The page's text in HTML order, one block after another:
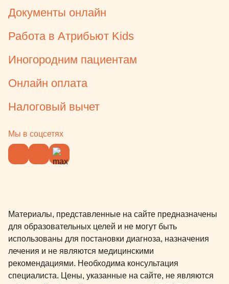
Документы онлайн
Работа в Атрибьют Kids
Иногородним пациентам
Онлайн оплата
Налоговый вычет
Мы в соцсетях
Материалы, представленные на сайте предназначены
для образовательных целей и не могут быть
использованы для постановки диагноза, назначения
лечения и не являются медицинскими
рекомендациями. Необходима консультация
специалиста. Цены, указанные на сайте, не являются